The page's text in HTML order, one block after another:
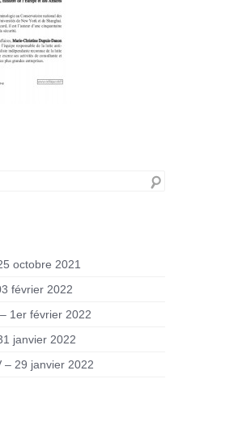
octobre 2021
février 2022
1er février 2022
janvier 2022
– 29 janvier 2022